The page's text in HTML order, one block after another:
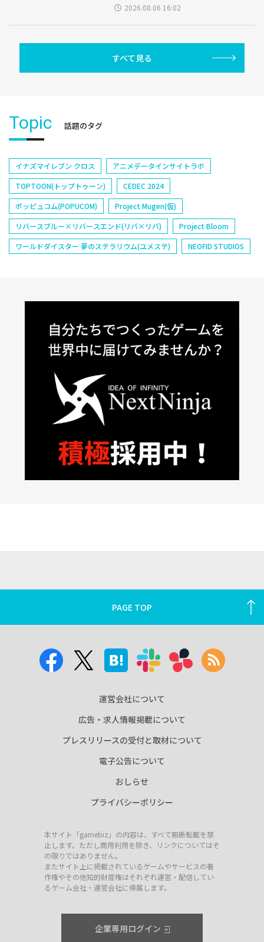
2026.08.06 16:02
すべて見る
Topic 話題のタグ
イナズマイレブン クロス
アニメデータインサイトラボ
TOPTOON(トップトゥーン)
CEDEC 2024
ポッピュコム(POPUCOM)
Project Mugen(仮)
リバースブルー×リバースエンド(リバ×リバ)
Project Bloom
ワールドダイスター 夢のステラリウム(ユメステ)
NEOFID STUDIOS
PAGE TOP
運営会社について
広告・求人情報掲載について
プレスリリースの受付と取材について
電子公告について
おしらせ
プライバシーポリシー
本サイト「gamebiz」の内容は、すべて無断転載を禁
止します。ただし商用利用を除き、リンクについてはそ
の限りではありません。
またサイト上に掲載されているゲームやサービスの著
作権やその他知的財産権はそれぞれ運営・配信してい
るゲーム会社・運営会社に帰属します。
企業専用ログイン